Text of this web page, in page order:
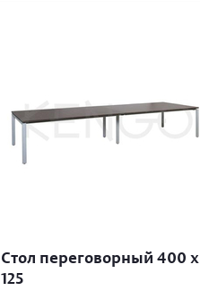
Стол переговорный 400 x
125